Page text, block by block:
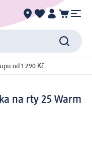
od 1 290 Kč
na rty 25 Warm